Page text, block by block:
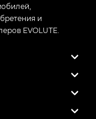
и
EVOLUTE.